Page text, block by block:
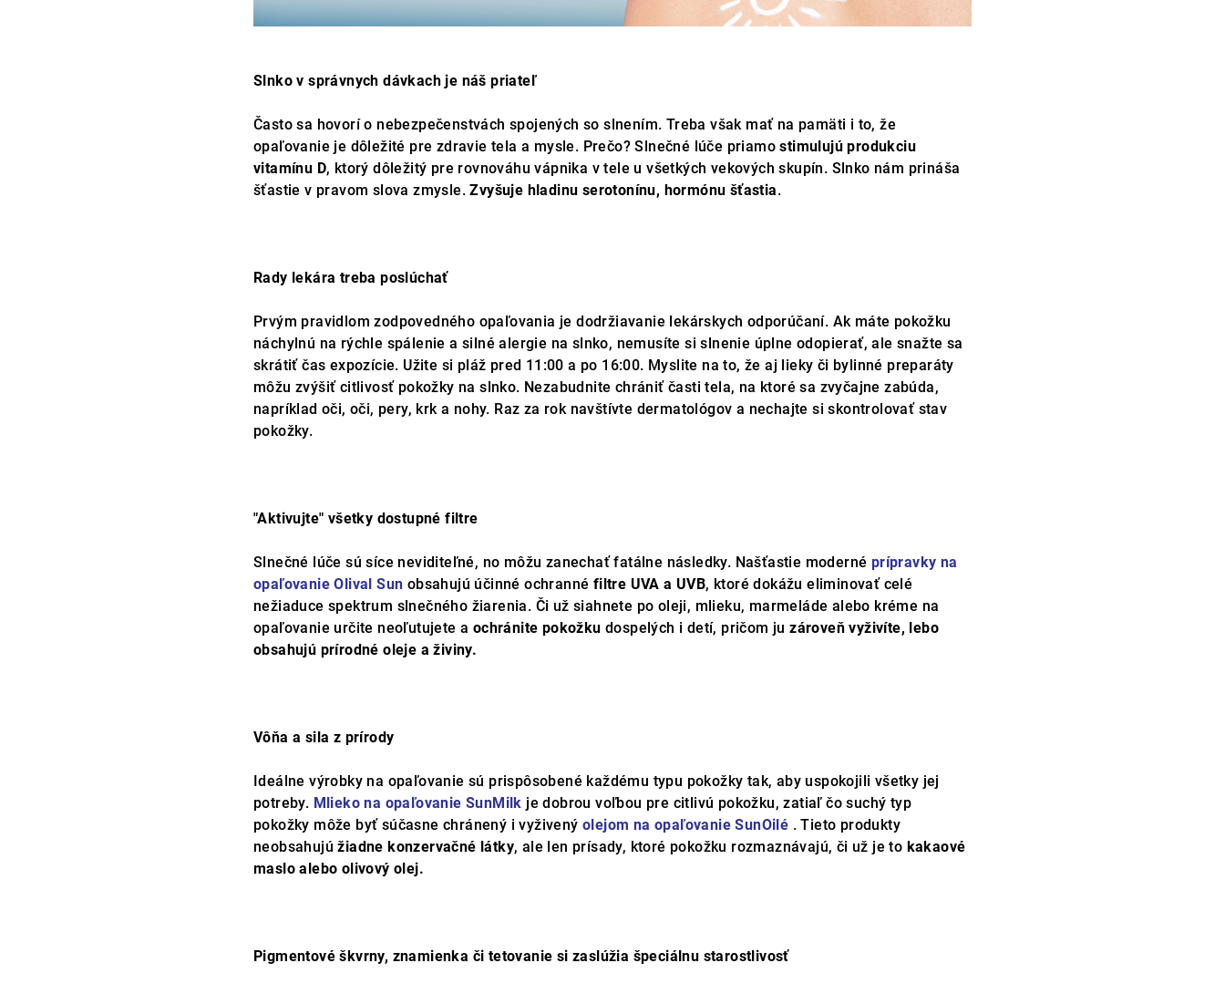
Slnko v správnych dávkach je náš priateľ
Často sa hovorí o nebezpečenstvách spojených so slnením. Treba však mať na pamäti i to, že
opaľovanie je dôležité pre zdravie tela a mysle. Prečo? Slnečné lúče priamostimulujú produkciu
vitamínu D, ktorý dôležitý pre rovnováhu vápnika v tele u všetkých vekových skupín. Slnko nám prináša
šťastie v pravom slova zmysle.Zvyšuje hladinu serotonínu, hormónu šťastia.
Rady lekára treba poslúchať
Prvým pravidlom zodpovedného opaľovania je dodržiavanie lekárskych odporúčaní. Ak máte pokožku
náchylnú na rýchle spálenie a silné alergie na slnko, nemusíte si slnenie úplne odopierať, ale snažte sa
skrátiť čas expozície. Užite si pláž pred 11:00 a po 16:00. Myslite na to, že aj lieky či bylinné preparáty
môžu zvýšiť citlivosť pokožky na slnko. Nezabudnite chrániť časti tela, na ktoré sa zvyčajne zabúda,
napríklad oči, oči, pery, krk a nohy. Raz za rok navštívte dermatológov a nechajte si skontrolovať stav
pokožky.
"Aktivujte" všetky dostupné filtre
Slnečné lúče sú síce neviditeľné, no môžu zanechať fatálne následky. Našťastie moderné prípravky na
opaľovanie Olival Sun obsahujú účinné ochranné filtre UVA a UVB, ktoré dokážu eliminovať celé
nežiaduce spektrum slnečného žiarenia. Či už siahnete po oleji, mlieku, marmeláde alebo kréme na
opaľovanie určite neoľutujete a ochránite pokožku dospelých i detí, pričom juzároveň vyživíte, lebo
obsahujú prírodné oleje a živiny.
Vôňa a sila z prírody
Ideálne výrobky na opaľovanie sú prispôsobené každému typu pokožky tak, aby uspokojili všetky jej
potreby. Mlieko na opaľovanie SunMilk je dobrou voľbou pre citlivú pokožku, zatiaľ čo suchý typ
pokožky môže byť súčasne chránený i vyživený olejom na opaľovanie SunOilé . Tieto produkty
neobsahujúžiadne konzervačné látky, ale len prísady, ktoré pokožku rozmaznávajú, či už je to kakaové
maslo alebo olivový olej.
Pigmentové škvrny, znamienka či tetovanie si zaslúžia špeciálnu starostlivosť